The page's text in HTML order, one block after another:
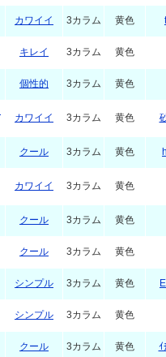
カワイイ 3カラム 黄色
キレイ 3カラム 黄色
個性的 3カラム 黄色
カワイイ 3カラム 黄色
クール 3カラム 黄色
カワイイ 3カラム 黄色
クール 3カラム 黄色
クール 3カラム 黄色
シンプル 3カラム 黄色
シンプル 3カラム 黄色
クール 3カラム 黄色 ｲ